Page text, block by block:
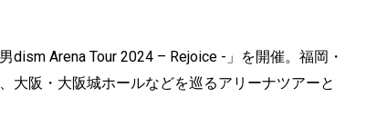
Arena Tour 2024 – Rejoice -」を開催。福岡・
大阪・大阪城ホールなどを巡るアリーナツアーと